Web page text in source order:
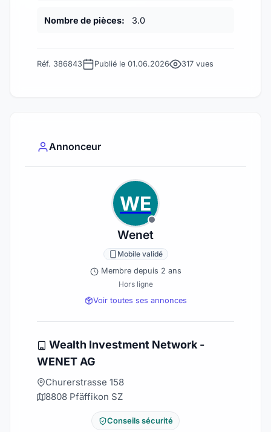
Nombre de pièces: 3.0
Réf. 386843 Publié le 01.06.2026 317 vues
Annonceur
WE
Wenet
Mobile validé
Membre depuis 2 ans
Hors ligne
Voir toutes ses annonces
Wealth Investment Network -
WENET AG
Churerstrasse 158
8808 Pfäffikon SZ
Conseils sécurité